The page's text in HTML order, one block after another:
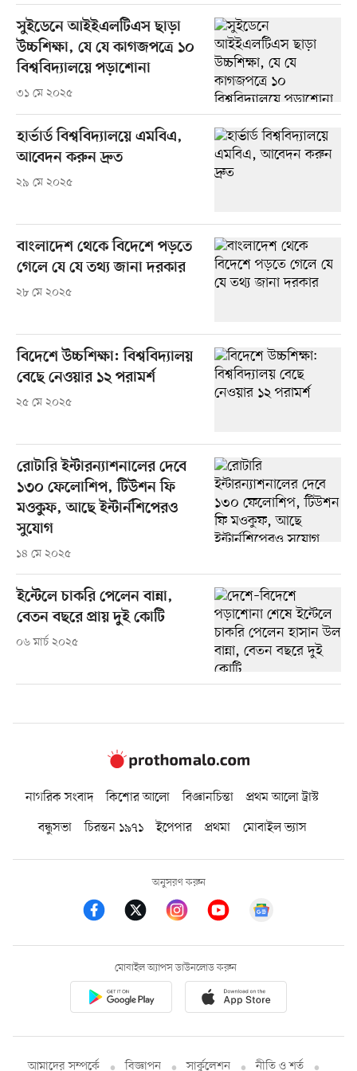
সুইডেনে আইইএলটিএস ছাড়া
উচ্চশিক্ষা, যে যে কাগজপত্রে ১০
বিশ্ববিদ্যালয়ে পড়াশোনা
৩১ মে ২০২৫
হার্ভার্ড বিশ্ববিদ্যালয়ে এমবিএ,
আবেদন করুন দ্রুত
২৯ মে ২০২৫
বাংলাদেশ থেকে বিদেশে পড়তে
গেলে যে যে তথ্য জানা দরকার
২৮ মে ২০২৫
বিদেশে উচ্চশিক্ষা: বিশ্ববিদ্যালয়
বেছে নেওয়ার ১২ পরামর্শ
২৫ মে ২০২৫
রোটারি ইন্টারন্যাশনালের দেবে
১৩০ ফেলোশিপ, টিউশন ফি
মওকুফ, আছে ইন্টার্নশিপেরও
সুযোগ
১৪ মে ২০২৫
ইন্টেলে চাকরি পেলেন বান্না,
বেতন বছরে প্রায় দুই কোটি
০৬ মার্চ ২০২৫
নাগরিক সংবাদ কিশোর আলো বিজ্ঞানচিন্তা
প্রথম আলো ট্রাস্ট
বন্ধুসভা
চিরন্তন ১৯৭১ ইপেপার প্রথমা মোবাইল ভ্যাস
অনুসরণ করুন
মোবাইল অ্যাপস ডাউনলোড করুন
আমাদের সম্পর্কে বিজ্ঞাপন সার্কুলেশন নীতি ও শর্ত